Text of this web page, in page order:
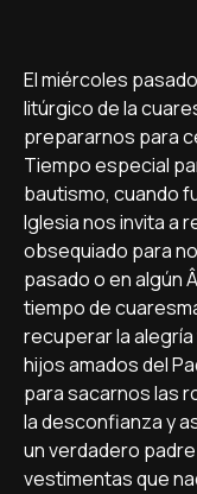
El miércoles
litúrgico de la
prepararnos para
Tiempo especial
bautismo, cuando
Iglesia nos invita a
obsequiado para
pasado o en algún
tiempo de
recuperar la
hijos amados del
para sacarnos las
la desconfianza y
un verdadero
vestimentas que